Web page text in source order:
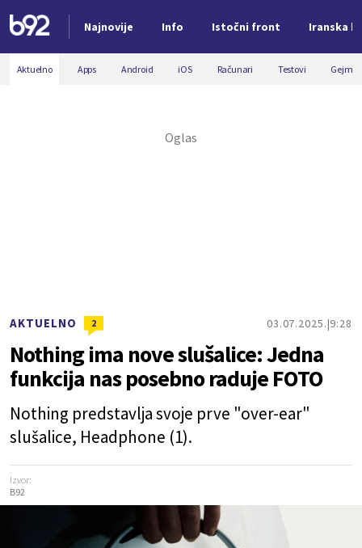
Najnovije Info Istočni front Iranska
Nova vest
Aktuelno Apps Android iOS Računari Testovi
AKTUELNO 2 03.07.2025. 9:28
Nothing ima nove slušalice: Jedna
funkcija nas posebno raduje FOTO
Nothing predstavlja svoje prve "over-ear"
slušalice, Headphone (1).
Izvor:
B92